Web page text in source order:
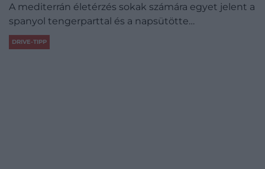
A mediterrán életérzés sokak számára egyet jelent a
spanyol tengerparttal és a napsütötte…
DRIVE-TIPP